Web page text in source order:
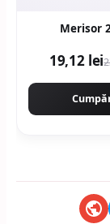
Merisor
19,12 lei